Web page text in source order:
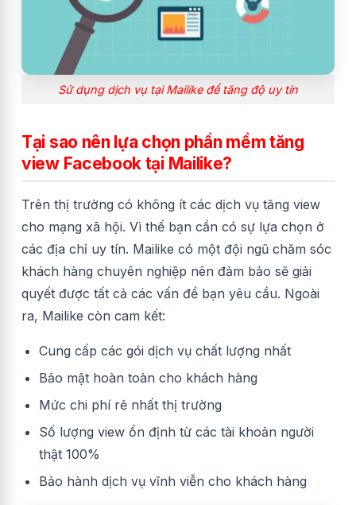
Sử dụng dịch vụ tại Mailike để tăng độ uy tín
Tại sao nên lựa chọn phần mềm tăng
view Facebook tại Mailike?
Trên thị trường có không ít các dịch vụ tăng view
cho mạng xã hội. Vì thế bạn cần có sự lựa chọn ở
các địa chỉ uy tín. Mailike có một đội ngũ chăm sóc
khách hàng chuyên nghiệp nên đảm bảo sẽ giải
quyết được tất cả các vấn đề bạn yêu cầu. Ngoài
ra, Mailike còn cam kết:
Cung cấp các gói dịch vụ chất lượng nhất
Bảo mật hoàn toàn cho khách hàng
Mức chi phí rẻ nhất thị trường
Số lượng view ổn định từ các tài khoản người
thật 100%
Bảo hành dịch vụ vĩnh viễn cho khách hàng